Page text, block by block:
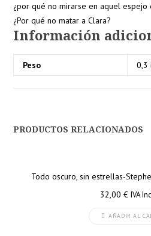
¿por qué no mirarse en aquel espejo
¿Por qué no matar a Clara?
Información
Peso 0,3
PRODUCTOS RELACIONADOS
Todo oscuro, sin estrellas-
32,00 € IVA
AÑADIR AL